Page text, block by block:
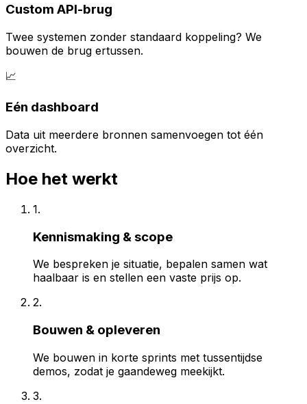
Custom API-brug
Twee systemen zonder standaard koppeling? We
bouwen de brug ertussen.
📈
Eén dashboard
Data uit meerdere bronnen samenvoegen tot één
overzicht.
Hoe het werkt
1.
Kennismaking & scope
We bespreken je situatie, bepalen samen wat
haalbaar is en stellen een vaste prijs op.
2.
Bouwen & opleveren
We bouwen in korte sprints met tussentijdse
demos, zodat je gaandeweg meekijkt.
3.